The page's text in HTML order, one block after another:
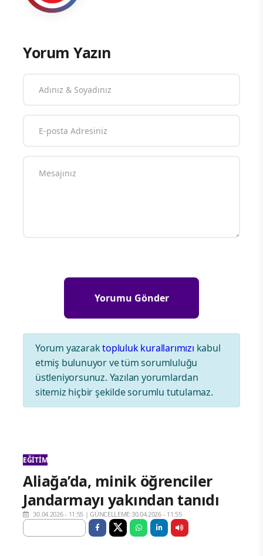
Yorum Yazın
Yorum yazaraktopluluk kurallarımızı kabul
etmiş bulunuyor ve tüm sorumluluğu
üstleniyorsunuz. Yazılan yorumlardan
sitemiz hiçbir şekilde sorumlu tutulamaz.
EĞITIM
Aliağa’da, minik öğrenciler
Jandarmayı yakından tanıdı
30.04.2026 - 11:55 |GÜNCELLEME:30.04.2026 - 11:55